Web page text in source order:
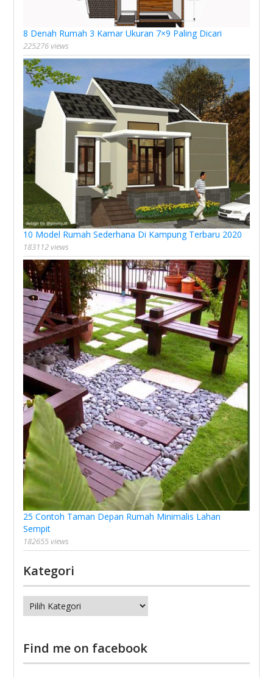
8 Denah Rumah 3 Kamar Ukuran 7×9 Paling Dicari
225276 views
10 Model Rumah Sederhana Di Kampung Terbaru 2020
183112 views
25 Contoh Taman Depan Rumah Minimalis Lahan
Sempit
182655 views
Kategori
Kategori
Find me on facebook